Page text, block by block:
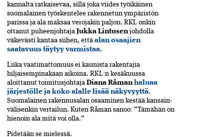
kannalta ratkaisevaa, sillä joka viides työikäinen
suomalainen työskentelee rakennetun ympäristön
parissa ja ala maksaa verojakin paljon. RKL onkin
ottanut puheenjohtaja Jukka Lintusen johdolla
väkevästi kantaa siihen, että alan osaajien
saatavuus täytyy varmistaa.
Liika vaatimattomuus ei kaunista rakentajia
hiljaisempinakaan aikoina. RKL:n kesä­kuussa
aloittanut toimitusjohtaja Diana Råmanhaluaa
järjestölle ja koko alalle lisää näkyvyyttä.
Suomalainen rakennus­alan osaaminen kestää kansain­
välisenkin vertailun. Kuten Råman sanoo: ”Tämähän on
hienoin ala mitä voi olla.”
Pidetään se mielessä.